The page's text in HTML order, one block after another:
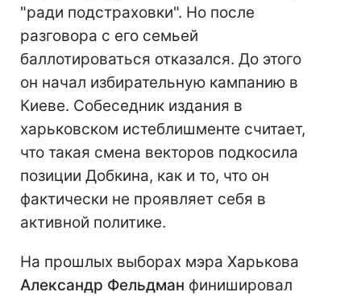
"ради подстраховки". Но после
разговора с его семьей
баллотироваться отказался. До этого
он начал избирательную кампанию в
Киеве. Собеседник издания в
харьковском истеблишменте считает,
что такая смена векторов подкосила
позиции Добкина, как и то, что он
фактически не проявляет себя в
активной политике.
На прошлых выборах мэра Харькова
Александр Фельдман финишировал